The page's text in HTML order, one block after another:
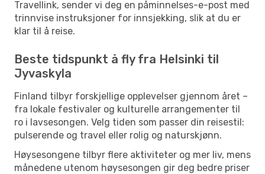
Travellink, sender vi deg en påminnelses-e-post med
trinnvise instruksjoner for innsjekking, slik at du er
klar til å reise.
Beste tidspunkt å fly fra Helsinki til
Jyvaskyla
Finland tilbyr forskjellige opplevelser gjennom året –
fra lokale festivaler og kulturelle arrangementer til
ro i lavsesongen. Velg tiden som passer din reisestil:
pulserende og travel eller rolig og naturskjønn.
Høysesongene tilbyr flere aktiviteter og mer liv, mens
månedene utenom høysesongen gir deg bedre priser